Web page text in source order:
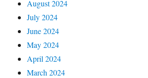
August 2024
July 2024
June 2024
May 2024
April 2024
March 2024